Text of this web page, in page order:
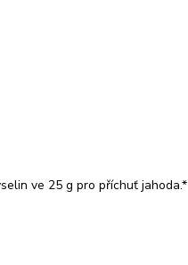
ve 25 g pro příchuť jahoda.*